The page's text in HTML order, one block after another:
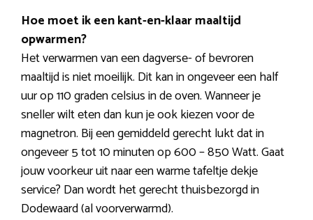
Hoe moet ik een kant-en-klaar maaltijd
opwarmen?
Het verwarmen van een dagverse- of bevroren
maaltijd is niet moeilijk. Dit kan in ongeveer een half
uur op 110 graden celsius in de oven. Wanneer je
sneller wilt eten dan kun je ook kiezen voor de
magnetron. Bij een gemiddeld gerecht lukt dat in
ongeveer 5 tot 10 minuten op 600 – 850 Watt. Gaat
jouw voorkeur uit naar een warme tafeltje dekje
service? Dan wordt het gerecht thuisbezorgd in
Dodewaard (al voorverwarmd).